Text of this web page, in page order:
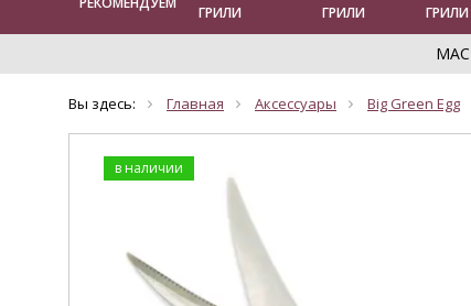
ГРИЛИ
ГРИЛИ
ГРИЛИ
Вы здесь: Главная Аксессуары Big Green Egg
в наличии